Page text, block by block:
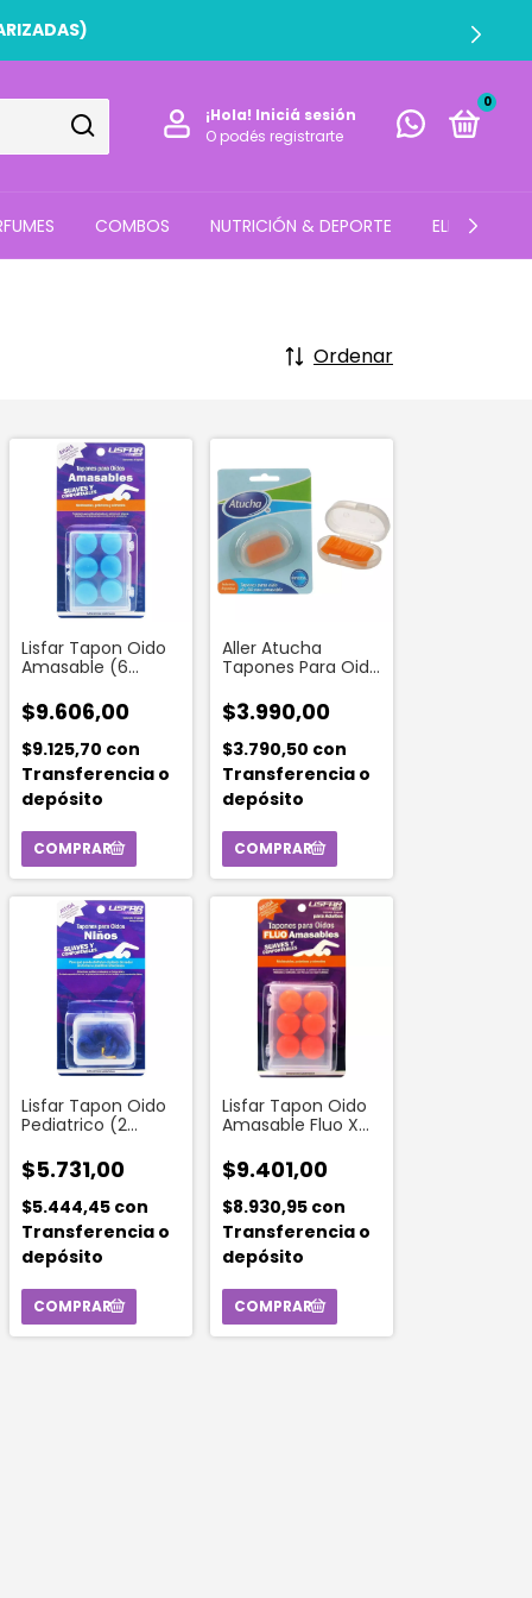
¡Hola! Iniciá sesión
O podés registrarte
0
COMBOS NUTRICIÓN & DEPORTE ELECTRO
Ordenar
Lisfar Tapon Oido
Amasable (6
$9.606,00
$9.125,70 con
Transferencia o
depósito
Aller Atucha
Tapones Para Oido
Amasable
$3.990,00
$3.790,50 con
Transferencia o
depósito
Lisfar Tapon Oido
Pediatrico (2
$5.731,00
$5.444,45 con
Transferencia o
depósito
Lisfar Tapon Oido
Amasable Fluo X
$9.401,00
$8.930,95 con
Transferencia o
depósito